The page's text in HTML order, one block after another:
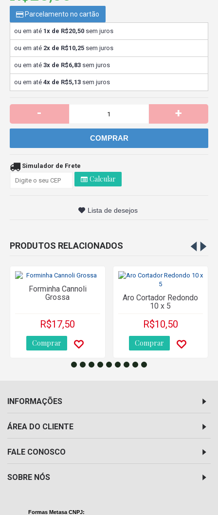
Parcelamento no cartão
ou em até 1x de R$20,50 sem juros
ou em até 2x de R$10,25 sem juros
ou em até 3x de R$6,83 sem juros
ou em até 4x de R$5,13 sem juros
- +
COMPRAR
Simulador de Frete
Calcular
Lista de desejos
PRODUTOS RELACIONADOS
Forminha Cannoli
Grossa
R$17,50
Comprar
Aro Cortador Redondo
10 x 5
R$10,50
Comprar
INFORMAÇÕES
ÁREA DO CLIENTE
FALE CONOSCO
SOBRE NÓS
Formas Metasa CNPJ: